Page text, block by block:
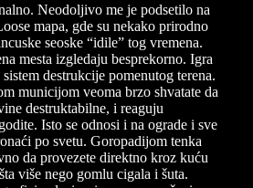
Neodoljivo me je podsetilo na
mapa, gde su nekako prirodno
seoske “idile” tog vremena.
mesta izgledaju besprekorno. Igra
destrukcije pomenutog terena.
municijom veoma brzo shvatate da
destruktabilne, i reaguju
Isto se odnosi i na ograde i sve
po svetu. Goropadijom tenka
da provezete direktno kroz kuću
više nego gomlu cigala i šuta.